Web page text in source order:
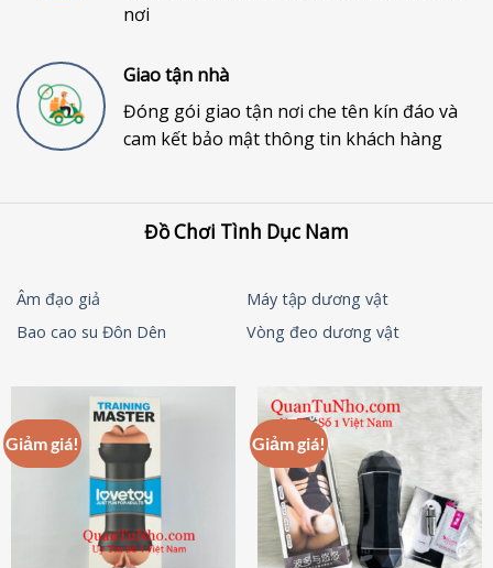
nơi
Giao tận nhà
Đóng gói giao tận nơi che tên kín đáo và
cam kết bảo mật thông tin khách hàng
Đồ Chơi Tình Dục Nam
Âm đạo giả
Máy tập dương vật
Bao cao su Đôn Dên
Vòng đeo dương vật
Giảm giá! Giảm giá!